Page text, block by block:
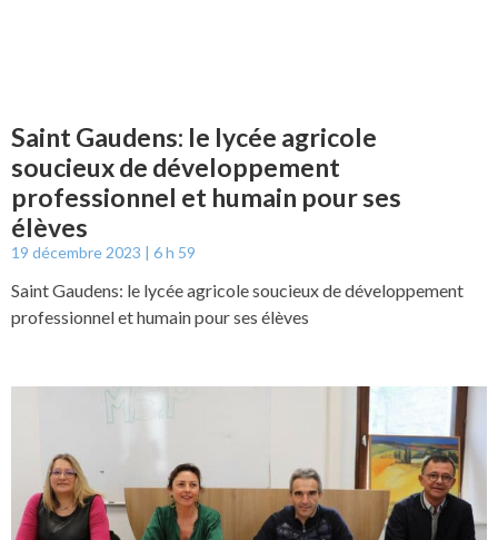
Saint Gaudens: le lycée agricole
soucieux de développement
professionnel et humain pour ses
élèves
19 décembre 2023 6 h 59
Saint Gaudens: le lycée agricole soucieux de développement
professionnel et humain pour ses élèves